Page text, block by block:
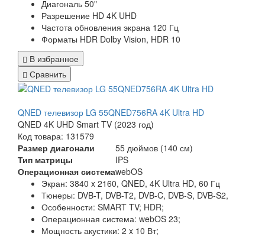
Диагональ 50"
Разрешение HD 4K UHD
Частота обновления экрана 120 Гц
Форматы HDR Dolby Vision, HDR 10
В избранное
Сравнить
QNED телевизор LG 55QNED756RA 4K Ultra HD
QNED 4K UHD Smart TV (2023 год)
Код товара: 131579
Размер диагонали
55 дюймов (140 см)
Тип матрицы
IPS
Операционная системаwebOS
Экран: 3840 x 2160, QNED, 4K Ultra HD, 60 Гц
Тюнеры: DVB-T, DVB-T2, DVB-C, DVB-S, DVB-S2,
Особенности: SMART TV; HDR;
Операционная система: webOS 23;
Мощность акустики: 2 x 10 Вт;